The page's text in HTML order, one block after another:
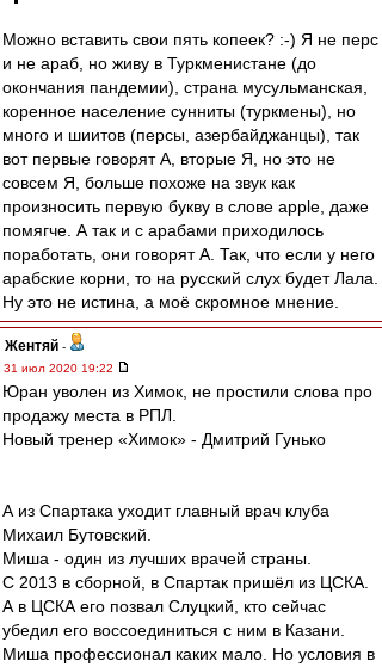
Можно вставить свои пять копеек? :-) Я не перс
и не араб, но живу в Туркменистане (до
окончания пандемии), страна мусульманская,
коренное население сунниты (туркмены), но
много и шиитов (персы, азербайджанцы), так
вот первые говорят А, вторые Я, но это не
совсем Я, больше похоже на звук как
произносить первую букву в слове apple, даже
помягче. А так и с арабами приходилось
поработать, они говорят А. Так, что если у него
арабские корни, то на русский слух будет Лала.
Ну это не истина, а моё скромное мнение.
Жентяй -
31 июл 2020 19:22
Юран уволен из Химок, не простили слова про
продажу места в РПЛ.
Новый тренер «Химок» - Дмитрий Гунько
А из Спартака уходит главный врач клуба
Михаил Бутовский.
Миша - один из лучших врачей страны.
С 2013 в сборной, в Спартак пришёл из ЦСКА.
А в ЦСКА его позвал Слуцкий, кто сейчас
убедил его воссоединиться с ним в Казани.
Миша профессионал каких мало. Но условия в